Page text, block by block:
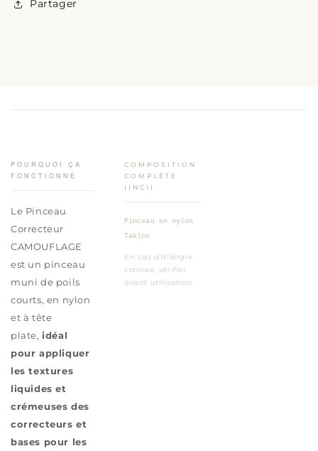
Partager
POURQUOI ÇA
FONCTIONNE
Le Pinceau
Correcteur
CAMOUFLAGE
est un pinceau
muni de poils
courts, en nylon
et à tête
plate,idéal
pour appliquer
les textures
liquides et
crémeuses des
correcteurs et
bases pour les
COMPOSITION
COMPLÈTE
(INCI)
Pinceau en nylon
Taklon
En cas d'allergie
connue, vérifier
avant utilisation.